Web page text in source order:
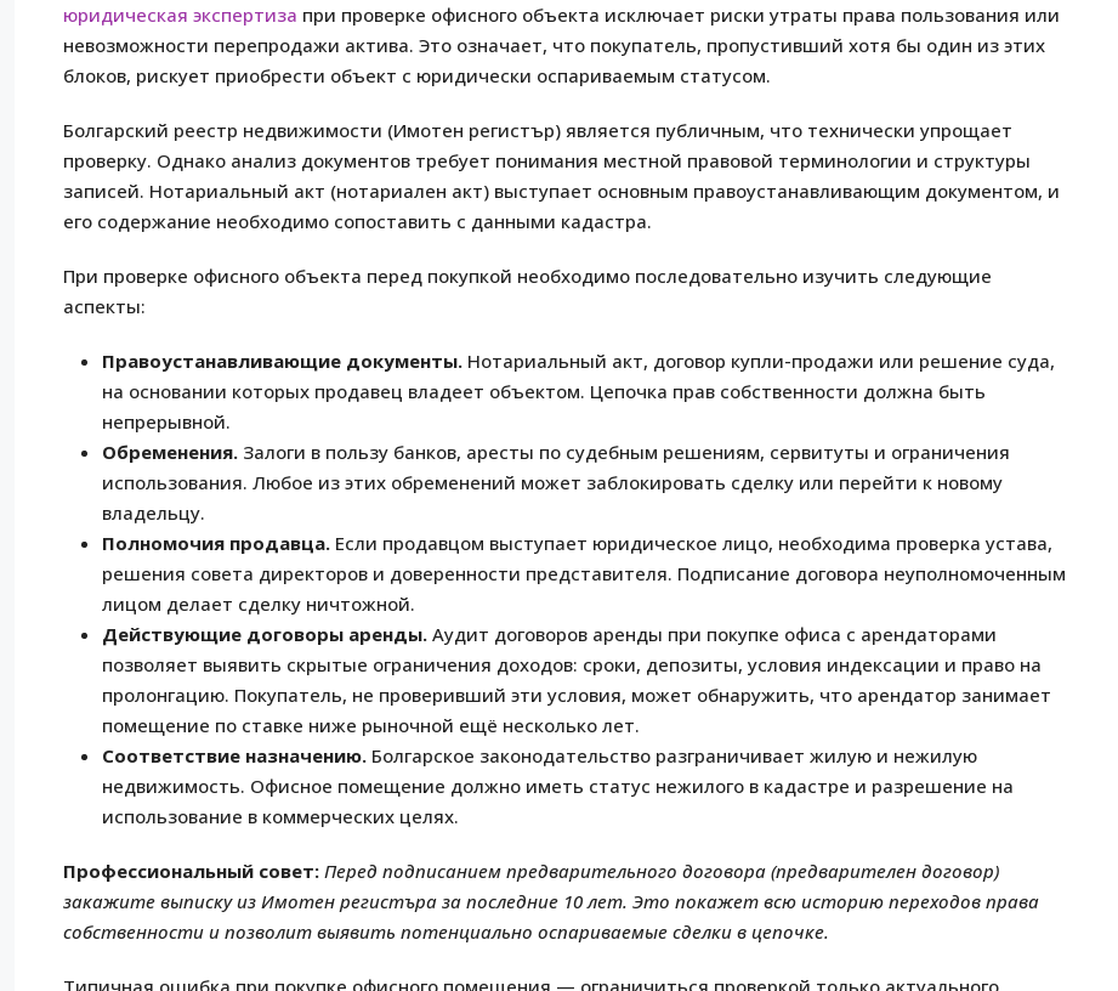
юридическая экспертиза при проверке офисного объекта исключает риски утраты права пользования или
невозможности перепродажи актива. Это означает, что покупатель, пропустивший хотя бы один из этих
блоков, рискует приобрести объект с юридически оспариваемым статусом.
Болгарский реестр недвижимости (Имотен регистър) является публичным, что технически упрощает
проверку. Однако анализ документов требует понимания местной правовой терминологии и структуры
записей. Нотариальный акт (нотариален акт) выступает основным правоустанавливающим документом, и
его содержание необходимо сопоставить с данными кадастра.
При проверке офисного объекта перед покупкой необходимо последовательно изучить следующие
аспекты:
Правоустанавливающие документы. Нотариальный акт, договор купли-продажи или решение суда,
на основании которых продавец владеет объектом. Цепочка прав собственности должна быть
непрерывной.
Обременения. Залоги в пользу банков, аресты по судебным решениям, сервитуты и ограничения
использования. Любое из этих обременений может заблокировать сделку или перейти к новому
владельцу.
Полномочия продавца. Если продавцом выступает юридическое лицо, необходима проверка устава,
решения совета директоров и доверенности представителя. Подписание договора неуполномоченным
лицом делает сделку ничтожной.
Действующие договоры аренды. Аудит договоров аренды при покупке офиса с арендаторами
позволяет выявить скрытые ограничения доходов: сроки, депозиты, условия индексации и право на
пролонгацию. Покупатель, не проверивший эти условия, может обнаружить, что арендатор занимает
помещение по ставке ниже рыночной ещё несколько лет.
Соответствие назначению. Болгарское законодательство разграничивает жилую и нежилую
недвижимость. Офисное помещение должно иметь статус нежилого в кадастре и разрешение на
использование в коммерческих целях.
Профессиональный совет: Перед подписанием предварительного договора (предварителен договор)
закажите выписку из Имотен регистъра за последние 10 лет. Это покажет всю историю переходов права
собственности и позволит выявить потенциально оспариваемые сделки в цепочке.
Типичная ошибка при покупке офисного помещения — ограничиться проверкой только актуального